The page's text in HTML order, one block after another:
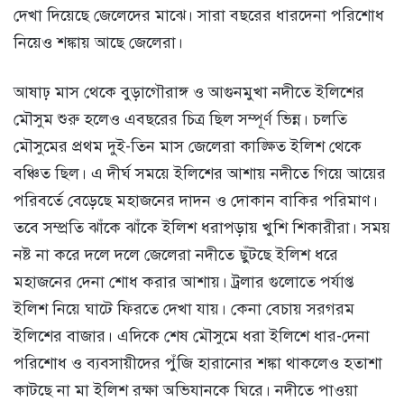
দেখা দিয়েছে জেলেদের মাঝে। সারা বছরের ধারদেনা পরিশোধ
নিয়েও শঙ্কায় আছে জেলেরা।
আষাঢ় মাস থেকে বুড়াগৌরাঙ্গ ও আগুনমুখা নদীতে ইলিশের
মৌসুম শুরু হলেও এবছরের চিত্র ছিল সম্পূর্ণ ভিন্ন। চলতি
মৌসুমের প্রথম দুই-তিন মাস জেলেরা কাঙ্ক্ষিত ইলিশ থেকে
বঞ্চিত ছিল। এ দীর্ঘ সময়ে ইলিশের আশায় নদীতে গিয়ে আয়ের
পরিবর্তে বেড়েছে মহাজনের দাদন ও দোকান বাকির পরিমাণ।
তবে সম্প্রতি ঝাঁকে ঝাঁকে ইলিশ ধরাপড়ায় খুশি শিকারীরা। সময়
নষ্ট না করে দলে দলে জেলেরা নদীতে ছুঁটছে ইলিশ ধরে
মহাজনের দেনা শোধ করার আশায়। ট্রলার গুলোতে পর্যাপ্ত
ইলিশ নিয়ে ঘাটে ফিরতে দেখা যায়। কেনা বেচায় সরগরম
ইলিশের বাজার। এদিকে শেষ মৌসুমে ধরা ইলিশে ধার-দেনা
পরিশোধ ও ব্যবসায়ীদের পুঁজি হারানোর শঙ্কা থাকলেও হতাশা
কাটছে না মা ইলিশ রক্ষা অভিযানকে ঘিরে। নদীতে পাওয়া